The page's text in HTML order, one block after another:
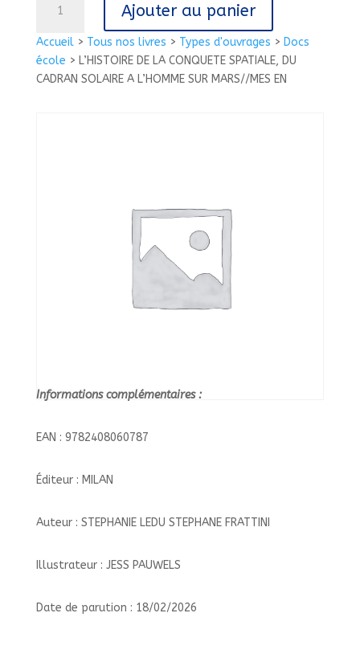
Accueil> Tous nos livres > Types d'ouvrages > Docs
école > L’HISTOIRE DE LA CONQUETE SPATIALE, DU
CADRAN SOLAIRE A L’HOMME SUR MARS//MES EN
L'HISTOIRE
DE
LA
Ajouter au panier
Informations complémentaires :
EAN : 9782408060787
Éditeur : MILAN
Auteur : STEPHANIE LEDU STEPHANE FRATTINI
Illustrateur : JESS PAUWELS
Date de parution : 18/02/2026